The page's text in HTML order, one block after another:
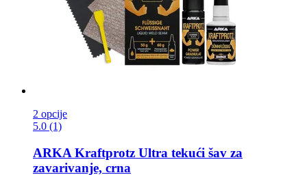
2 opcije
5.0 (1)
ARKA Kraftprotz Ultra tekući šav za
zavarivanje, crna